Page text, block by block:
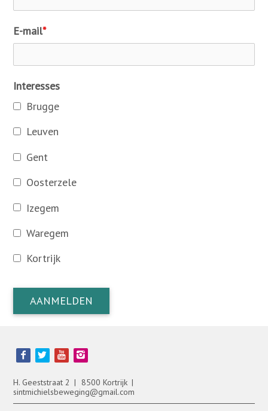
E-mail*
Interesses
Brugge
Leuven
Gent
Oosterzele
Izegem
Waregem
Kortrijk
AANMELDEN
Bezoek
onze
media
pagina's:
H. Geeststraat 2
8500 Kortrijk
sintmichielsbeweging@gmail.com